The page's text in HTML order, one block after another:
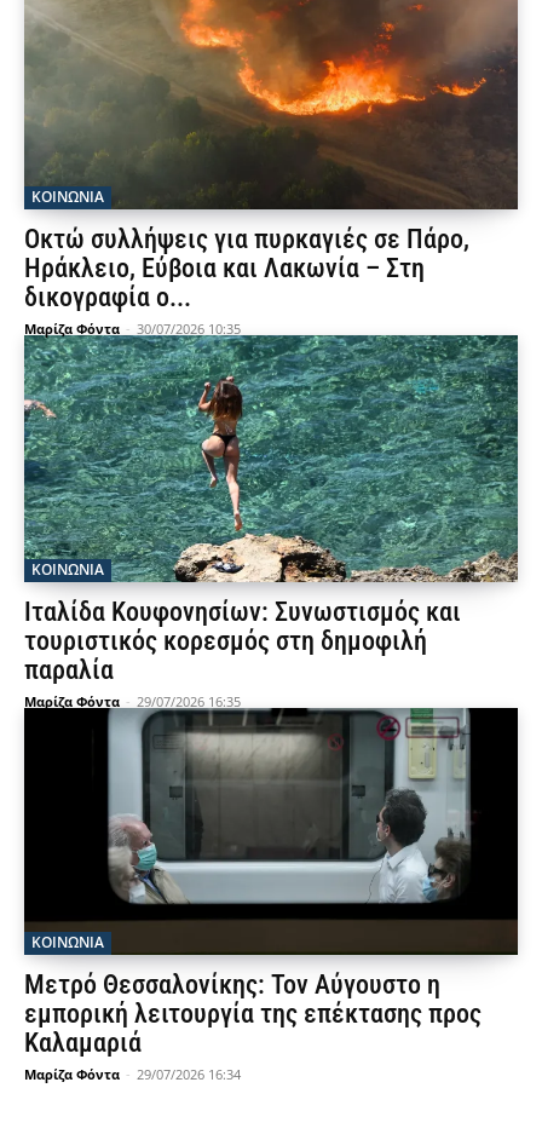
ΚΟΙΝΩΝΙΑ
Οκτώ συλλήψεις για πυρκαγιές σε Πάρο,
Ηράκλειο, Εύβοια και Λακωνία – Στη
δικογραφία ο...
Μαρίζα Φόντα - 30/07/2026 10:35
ΚΟΙΝΩΝΙΑ
Ιταλίδα Κουφονησίων: Συνωστισμός και
τουριστικός κορεσμός στη δημοφιλή
παραλία
Μαρίζα Φόντα - 29/07/2026 16:35
ΚΟΙΝΩΝΙΑ
Μετρό Θεσσαλονίκης: Τον Αύγουστο η
εμπορική λειτουργία της επέκτασης προς
Καλαμαριά
Μαρίζα Φόντα - 29/07/2026 16:34